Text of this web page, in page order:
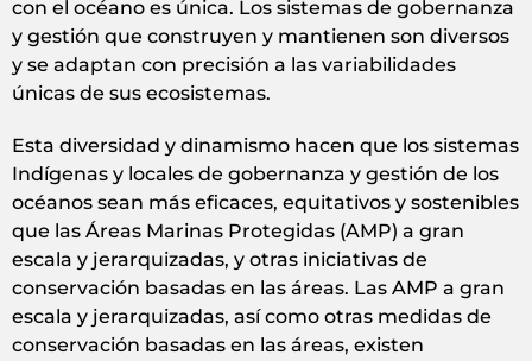
con el océano es única. Los sistemas de gobernanza
y gestión que construyen y mantienen son diversos
y se adaptan con precisión a las variabilidades
únicas de sus ecosistemas.
Esta diversidad y dinamismo hacen que los sistemas
Indígenas y locales de gobernanza y gestión de los
océanos sean más eficaces, equitativos y sostenibles
que las Áreas Marinas Protegidas (AMP) a gran
escala y jerarquizadas, y otras iniciativas de
conservación basadas en las áreas. Las AMP a gran
escala y jerarquizadas, así como otras medidas de
conservación basadas en las áreas, existen